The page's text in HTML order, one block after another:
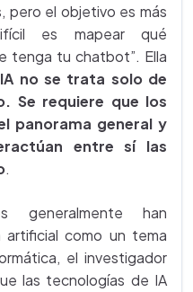
pero el objetivo es más
es mapear qué
tenga tu chatbot”. Ella
no se trata solo de
Se requiere que los
panorama general y
entre sí las
.
generalmente han
artificial como un tema
el investigador
las tecnologías de IA